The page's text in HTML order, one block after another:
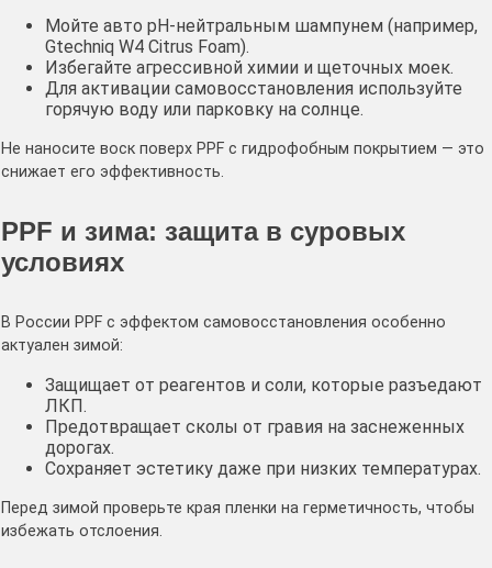
Мойте авто pH-нейтральным шампунем (например,
Gtechniq W4 Citrus Foam).
Избегайте агрессивной химии и щеточных моек.
Для активации самовосстановления используйте
горячую воду или парковку на солнце.
Не наносите воск поверх PPF с гидрофобным покрытием — это
снижает его эффективность.
PPF и зима: защита в суровых
условиях
В России PPF с эффектом самовосстановления особенно
актуален зимой:
Защищает от реагентов и соли, которые разъедают
ЛКП.
Предотвращает сколы от гравия на заснеженных
дорогах.
Сохраняет эстетику даже при низких температурах.
Перед зимой проверьте края пленки на герметичность, чтобы
избежать отслоения.